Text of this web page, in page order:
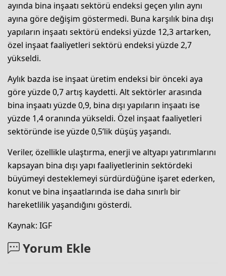
ayında bina inşaatı sektörü endeksi geçen yılın aynı
ayına göre değişim göstermedi. Buna karşılık bina dışı
yapıların inşaatı sektörü endeksi yüzde 12,3 artarken,
özel inşaat faaliyetleri sektörü endeksi yüzde 2,7
yükseldi.
Aylık bazda ise inşaat üretim endeksi bir önceki aya
göre yüzde 0,7 artış kaydetti. Alt sektörler arasında
bina inşaatı yüzde 0,9, bina dışı yapıların inşaatı ise
yüzde 1,4 oranında yükseldi. Özel inşaat faaliyetleri
sektöründe ise yüzde 0,5’lik düşüş yaşandı.
Veriler, özellikle ulaştırma, enerji ve altyapı yatırımlarını
kapsayan bina dışı yapı faaliyetlerinin sektördeki
büyümeyi desteklemeyi sürdürdüğüne işaret ederken,
konut ve bina inşaatlarında ise daha sınırlı bir
hareketlilik yaşandığını gösterdi.
Kaynak: IGF
Yorum Ekle